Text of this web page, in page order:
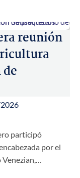
reunión
participó
por el
Venezian,…